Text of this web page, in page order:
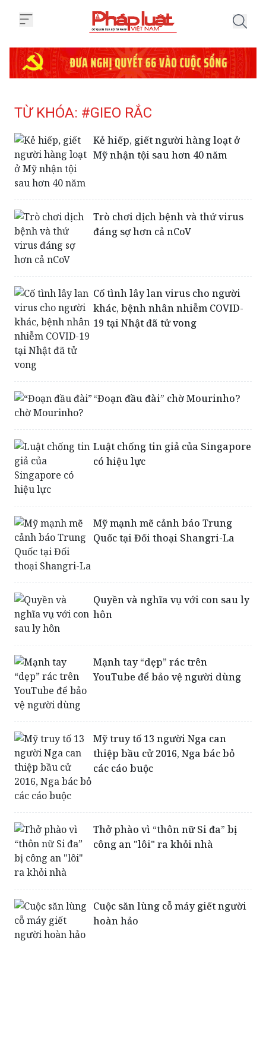
TỪ KHÓA: #GIEO RẮC
Kẻ hiếp, giết người hàng loạt ở
Mỹ nhận tội sau hơn 40 năm
Trò chơi dịch bệnh và thứ virus
đáng sợ hơn cả nCoV
Cố tình lây lan virus cho người
khác, bệnh nhân nhiễm COVID-
19 tại Nhật đã tử vong
“Đoạn đầu đài” chờ Mourinho?
Luật chống tin giả của Singapore
có hiệu lực
Mỹ mạnh mẽ cảnh báo Trung
Quốc tại Đối thoại Shangri-La
Quyền và nghĩa vụ với con sau ly
hôn
Mạnh tay “dẹp” rác trên
YouTube để bảo vệ người dùng
Mỹ truy tố 13 người Nga can
thiệp bầu cử 2016, Nga bác bỏ
các cáo buộc
Thở phào vì “thôn nữ Si đa” bị
công an "lôi" ra khỏi nhà
Cuộc săn lùng cỗ máy giết người
hoàn hảo